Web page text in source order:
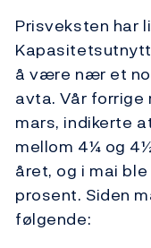
Prisveksten har
å være nær et
avta. Vår
mars, indikerte
mellom 4¼ og
året, og i mai
prosent. Siden
følgende: